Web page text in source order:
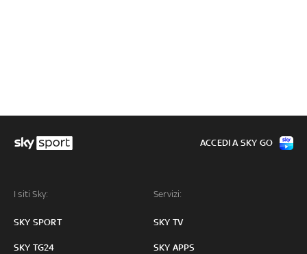
I siti Sky:
SKY SPORT
SKY TG24
Servizi:
SKY TV
SKY APPS
ACCEDI A SKY GO